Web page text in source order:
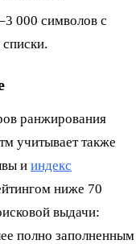
000 символов с
ранжирования
учитывает также
и индекс
ниже 70
выдачи:
полно заполненным